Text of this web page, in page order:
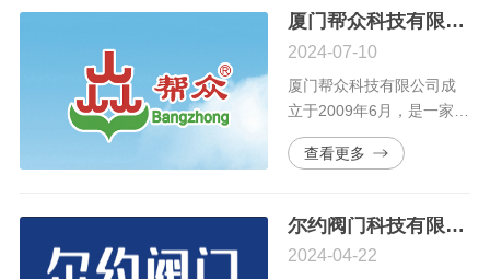
家具有规划设计、工艺提
升、设备销售、运营管理
为一体的综合性科技企
业。
厦门帮众科技有限公司
2024-07-10
厦门帮众科技有限公司成
立于2009年6月，是一家专
业的、富于创新精神的高
新技术企业，主要从事机
和销售，自动化生产线整
厂规划等一条龙服务。
查看更多
尔约阀门科技有限公司
2024-04-22